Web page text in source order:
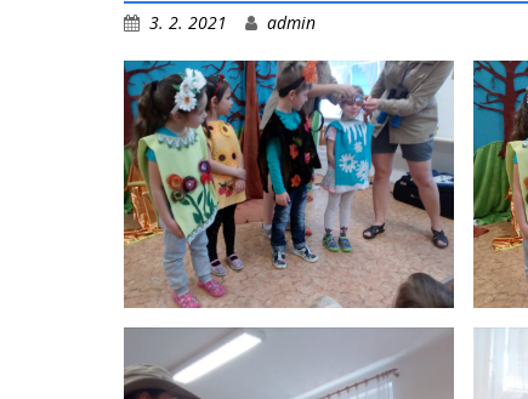
3. 2. 2021 admin